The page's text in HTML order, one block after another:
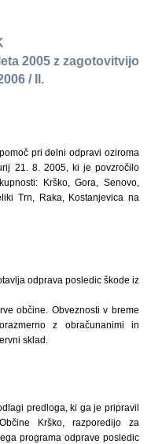
2005 z zagotovitvijo
/ II.
pri delni odpravi oziroma
21. 8. 2005, ki je povzročilo
Krško, Gora, Senovo,
Trn, Raka, Kostanjevica na
odprava posledic škode iz
občine. Obveznosti v breme
z obračunanimi in
sklad.
predloga, ki ga je pripravil
Krško, razporedijo za
programa odprave posledic